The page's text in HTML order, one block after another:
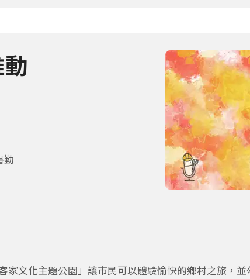
勤
家文化主題公園」讓市民可以體驗愉快的鄉村之旅，